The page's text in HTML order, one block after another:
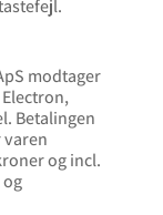
modtager
Electron,
Betalingen
og incl.